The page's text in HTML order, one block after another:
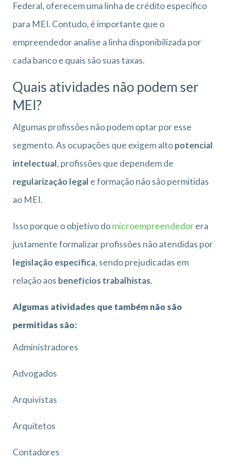
Federal, oferecem uma linha de crédito específico
para MEI. Contudo, é importante que o
empreendedor analise a linha disponibilizada por
cada banco e quais são suas taxas.
Quais atividades não podem ser
MEI?
Algumas profissões não podem optar por esse
segmento. As ocupações que exigem altopotencial
intelectual, profissões que dependem de
regularização legal e formação não são permitidas
ao MEI.
Isso porque o objetivo domicroempreendedorera
justamente formalizar profissões não atendidas por
legislação específica, sendo prejudicadas em
relação aos benefícios trabalhistas.
Algumas atividades que também não são
permitidas são:
Administradores
Advogados
Arquivistas
Arquitetos
Contadores